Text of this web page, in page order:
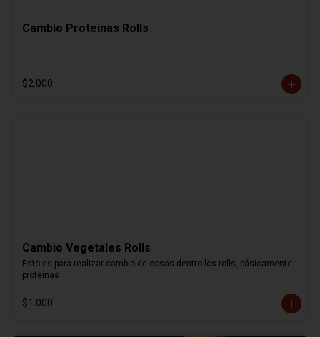
Cambio Proteinas Rolls
$2.000
Cambio Vegetales Rolls
Esto es para realizar cambio de cosas dentro los rolls, básicamente
proteínas
$1.000